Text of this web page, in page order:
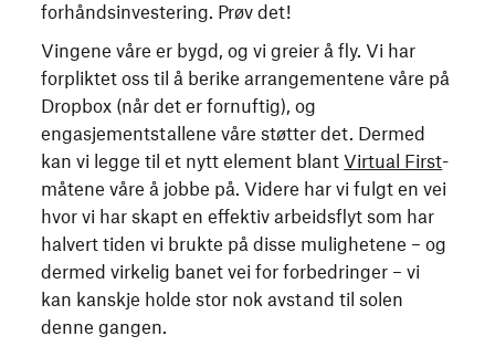
forhåndsinvestering. Prøv det!
Vingene våre er bygd, og vi greier å fly. Vi har
forpliktet oss til å berike arrangementene våre på
Dropbox (når det er fornuftig), og
engasjementstallene våre støtter det. Dermed
kan vi legge til et nytt element blantVirtual First-
måtene våre å jobbe på. Videre har vi fulgt en vei
hvor vi har skapt en effektiv arbeidsflyt som har
halvert tiden vi brukte på disse mulighetene – og
dermed virkelig banet vei for forbedringer – vi
kan kanskje holde stor nok avstand til solen
denne gangen.